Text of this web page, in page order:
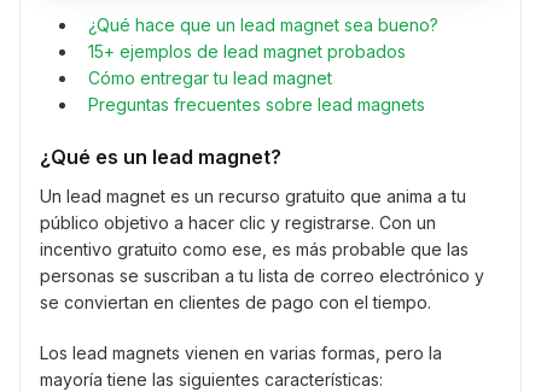
¿Qué hace que un lead magnet sea bueno?
15+ ejemplos de lead magnet probados
Cómo entregar tu lead magnet
Preguntas frecuentes sobre lead magnets
¿Qué es un lead magnet?
Un lead magnet es un recurso gratuito que anima a tu
público objetivo a hacer clic y registrarse. Con un
incentivo gratuito como ese, es más probable que las
personas se suscriban a tu lista de correo electrónico y
se conviertan en clientes de pago con el tiempo.
Los lead magnets vienen en varias formas, pero la
mayoría tiene las siguientes características: